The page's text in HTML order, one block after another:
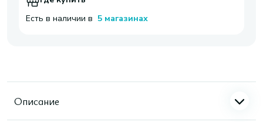
Есть в наличии в 5 магазинах
Описание